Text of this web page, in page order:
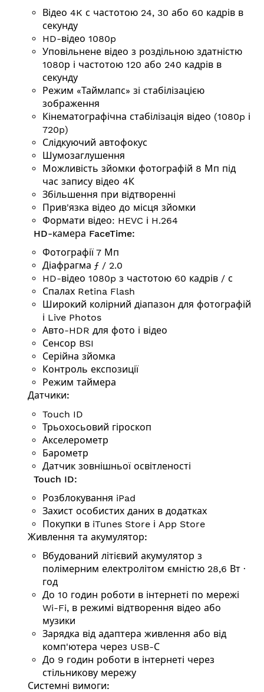
Відео 4K с частотою 24, 30 або 60 кадрів в
секунду
HD-відео 1080p
Уповільнене відео з роздільною здатністю
1080р і частотою 120 або 240 кадрів в
секунду
Режим «Таймлапс» зі стабілізацією
зображення
Кінематографічна стабілізація відео (1080p і
720p)
Слідкуючий автофокус
Шумозаглушення
Можливість зйомки фотографій 8 Мп під
час запису відео 4К
Збільшення при відтворенні
Прив'язка відео до місця зйомки
Формати відео: HEVC і H.264
HD-камера FaceTime:
Фотографії 7 Мп
Діафрагма ƒ / 2.0
HD-відео 1080p з частотою 60 кадрів / с
Спалах Retina Flash
Широкий колірний діапазон для фотографій
і Live Photos
Авто-HDR для фото і відео
Сенсор BSI
Серійна зйомка
Контроль експозиції
Режим таймера
Датчики:
Touch ID
Трьохосьовий гіроскоп
Акселерометр
Барометр
Датчик зовнішньої освітленості
Touch ID:
Розблокування iPad
Захист особистих даних в додатках
Покупки в iTunes Store і App Store
Живлення та акумулятор:
Вбудований літієвий акумулятор з
полімерним електролітом ємністю 28,6 Вт ∙
год
До 10 годин роботи в інтернеті по мережі
Wi-Fi, в режимі відтворення відео або
музики
Зарядка від адаптера живлення або від
комп'ютера через USB-С
До 9 годин роботи в інтернеті через
стільникову мережу
Системні вимоги: